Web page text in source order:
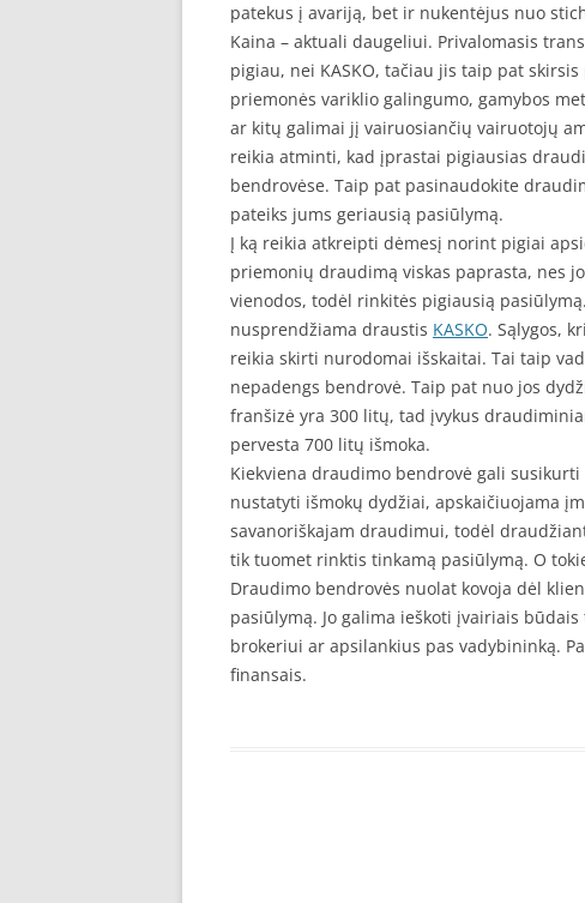
patekus į avariją, bet ir nukentėjus nuo
Kaina – aktuali daugeliui. Privalomasis
pigiau, nei KASKO, tačiau jis taip pat
priemonės variklio galingumo, gamybos
ar kitų galimai jį vairuosiančių vairuotojų
reikia atminti, kad įprastai pigiausias
bendrovėse. Taip pat pasinaudokite
pateiks jums geriausią pasiūlymą.
Į ką reikia atkreipti dėmesį norint pigiai
priemonių draudimą viskas paprasta, nes
vienodos, todėl rinkitės pigiausią
nusprendžiama draustis KASKO. Sąlygos,
reikia skirti nurodomai išskaitai. Tai taip
nepadengs bendrovė. Taip pat nuo jos
franšizė yra 300 litų, tad įvykus
pervesta 700 litų išmoka.
Kiekviena draudimo bendrovė gali
nustatyti išmokų dydžiai, apskaičiuojama
savanoriškajam draudimui, todėl
tik tuomet rinktis tinkamą pasiūlymą. O
Draudimo bendrovės nuolat kovoja dėl
pasiūlymą. Jo galima ieškoti įvairiais
brokeriui ar apsilankius pas vadybininką.
finansais.